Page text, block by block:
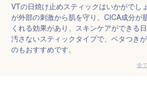
VTの日焼け止めスティックはいかがでし
が外部の刺激から肌を守り、CICA成分が
くれる効果があり、スキンケアができる
汚さないスティックタイプで、ベタつき
のもおすすめです。
全